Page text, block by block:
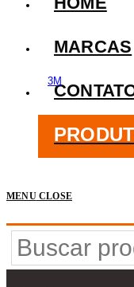
MARCAS
3M
MENU CLOSE